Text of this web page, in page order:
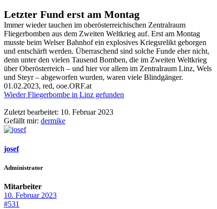
Letzter Fund erst am Montag
Immer wieder tauchen im oberösterreichischen Zentralraum
Fliegerbomben aus dem Zweiten Weltkrieg auf. Erst am Montag
musste beim Welser Bahnhof ein explosives Kriegsrelikt geborgen
und entschärft werden. Überraschend sind solche Funde eher nicht,
denn unter den vielen Tausend Bomben, die im Zweiten Weltkrieg
über Oberösterreich – und hier vor allem im Zentralraum Linz, Wels
und Steyr – abgeworfen wurden, waren viele Blindgänger.
01.02.2023, red, ooe.ORF.at
Wieder Fliegerbombe in Linz gefunden
Zuletzt bearbeitet: 10. Februar 2023
Gefällt mir: dermike
josef
Administrator
Mitarbeiter
10. Februar 2023
#531